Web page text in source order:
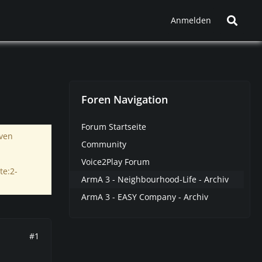
Anmelden
#1
Foren Navigation
Forum Startseite
Community
Voice2Play Forum
ArmA 3 - Neighbourhood-Life - Archiv
ArmA 3 - EASY Company - Archiv